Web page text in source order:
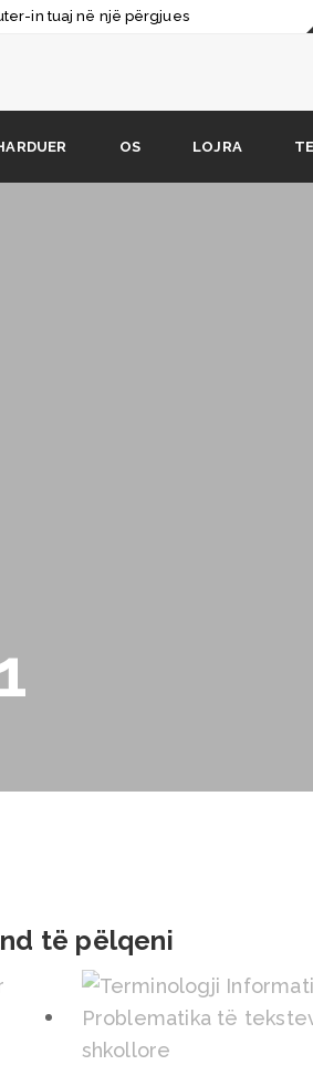
in tuaj në një përgjues
për Nikola Tesla
OS LOJRA
të pëlqeni